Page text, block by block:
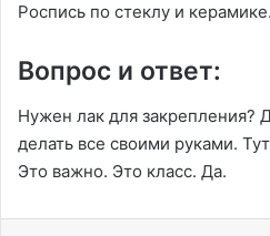
Роспись по стеклу и керамике.
Вопрос и ответ:
Нужен лак для закрепления?
делать все своими руками.
Это важно. Это класс. Да.